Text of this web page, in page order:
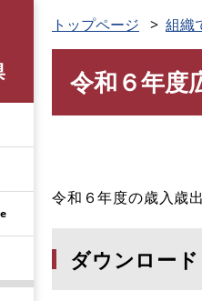
トップページ 組織
令和６年度
令和６年度の歳入歳
ダウンロード